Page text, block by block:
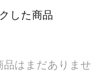
した商品
はまだありませ